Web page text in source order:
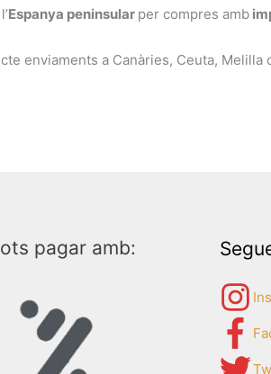
Espanya peninsular per compres amb
enviaments a Canàries, Ceuta, Melilla
pagar amb: